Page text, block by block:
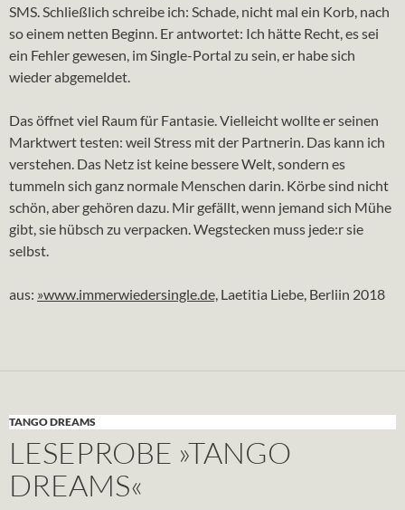
SMS. Schließlich schreibe ich: Schade, nicht mal ein Korb, nach
so einem netten Beginn. Er antwortet: Ich hätte Recht, es sei
ein Fehler gewesen, im Single-Portal zu sein, er habe sich
wieder abgemeldet.
Das öffnet viel Raum für Fantasie. Vielleicht wollte er seinen
Marktwert testen: weil Stress mit der Partnerin. Das kann ich
verstehen. Das Netz ist keine bessere Welt, sondern es
tummeln sich ganz normale Menschen darin. Körbe sind nicht
schön, aber gehören dazu. Mir gefällt, wenn jemand sich Mühe
gibt, sie hübsch zu verpacken. Wegstecken muss jede:r sie
selbst.
aus: »www.immerwiedersingle.de, Laetitia Liebe, Berliin 2018
TANGO DREAMS
LESEPROBE »TANGO
DREAMS«